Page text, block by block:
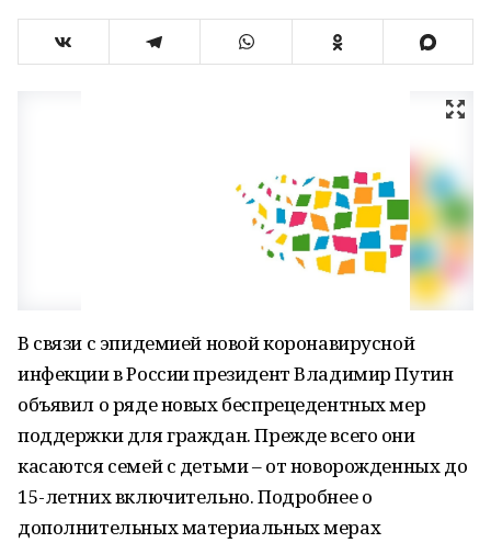
В связи с эпидемией новой коронавирусной
инфекции в России президент Владимир Путин
объявил о ряде новых беспрецедентных мер
поддержки для граждан. Прежде всего они
касаются семей с детьми – от новорожденных до
15-летних включительно. Подробнее о
дополнительных материальных мерах